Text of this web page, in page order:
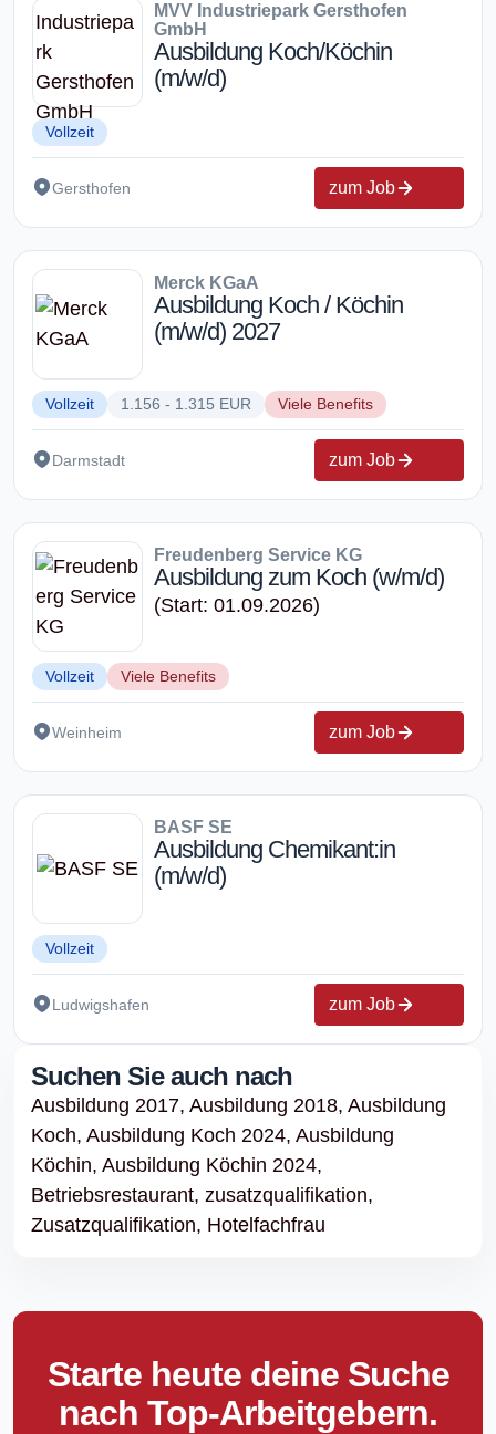
MVV Industriepark Gersthofen
GmbH
Ausbildung Koch/Köchin
(m/w/d)
Vollzeit
Gersthofen zum Job
Merck KGaA
Ausbildung Koch / Köchin
(m/w/d) 2027
Vollzeit 1.156 - 1.315 EUR Viele Benefits
Darmstadt zum Job
Freudenberg Service KG
Ausbildung zum Koch (w/m/d)
(Start: 01.09.2026)
Vollzeit Viele Benefits
Weinheim zum Job
BASF SE
Ausbildung Chemikant:in
(m/w/d)
Vollzeit
Ludwigshafen zum Job
Suchen Sie auch nach
Ausbildung 2017, Ausbildung 2018, Ausbildung
Koch, Ausbildung Koch 2024, Ausbildung
Köchin, Ausbildung Köchin 2024,
Betriebsrestaurant, zusatzqualifikation,
Zusatzqualifikation, Hotelfachfrau
Starte heute deine Suche
nach Top-Arbeitgebern.